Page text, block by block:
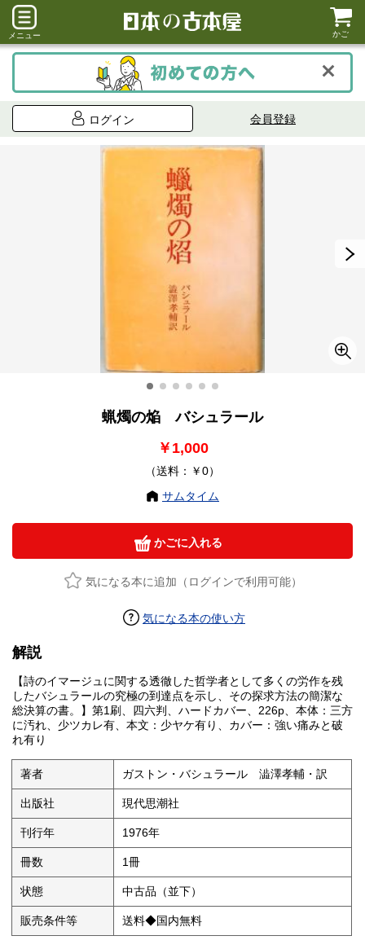
メニュー かご
ログイン 会員登録
蝋燭の焔 バシュラール
￥1,000
（送料：￥0）
サムタイム
かごに入れる
気になる本に追加（ログインで利用可能）
気になる本の使い方
解説
【詩のイマージュに関する透徹した哲学者として多くの労作を残
したバシュラールの究極の到達点を示し、その探求方法の簡潔な
総決算の書。】第1刷、四六判、ハードカバー、226p、本体：三方
に汚れ、少ツカレ有、本文：少ヤケ有り、カバー：強い痛みと破
れ有り
著者 ガストン・バシュラール 澁澤孝輔・訳
出版社 現代思潮社
刊行年 1976年
冊数 1冊
状態 中古品（並下）
販売条件等 送料◆国内無料